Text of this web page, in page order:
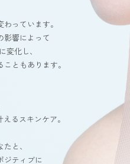
っています。
影響によって
変化し、
ともあります。
るスキンケア。
と、
ジティブに